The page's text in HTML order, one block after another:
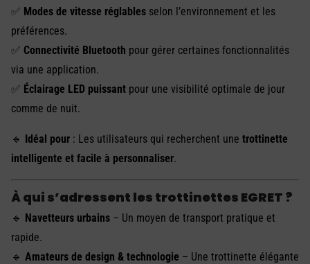
✅ Modes de vitesse réglables selon l’environnement et les
préférences.
✅ Connectivité Bluetooth pour gérer certaines fonctionnalités
via une application.
✅ Éclairage LED puissant pour une visibilité optimale de jour
comme de nuit.
🔹 Idéal pour : Les utilisateurs qui recherchent une trottinette
intelligente et facile à personnaliser.
À qui s’adressent les trottinettes EGRET ?
🔹 Navetteurs urbains – Un moyen de transport pratique et
rapide.
🔹 Amateurs de design & technologie – Une trottinette élégante